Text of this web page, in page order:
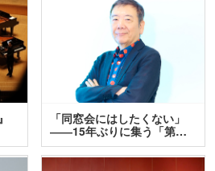
「同窓会にはしたくない」
――15年ぶりに集う「第…